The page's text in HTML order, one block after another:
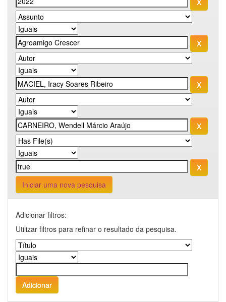
Iniciar uma nova pesquisa
Adicionar filtros:
Utilizar filtros para refinar o resultado da pesquisa.